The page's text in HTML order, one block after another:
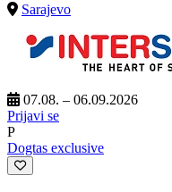
Sarajevo
07.08. – 06.09.2026
Prijavi se
P
Dogtas exclusive